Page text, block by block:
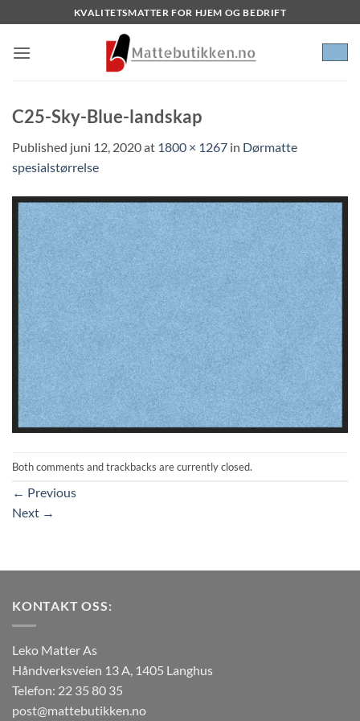
to
content
KVALITETSMATTER FOR HJEM OG BEDRIFT
C25-Sky-Blue-landskap
Published juni 12, 2020at 1800 × 1267 in Dørmatte
spesialstørrelse
Both comments and trackbacks are currently closed.
← Previous
Next →
KONTAKT OSS:
Leko Matter As
Håndverksveien 13 A, 1405 Langhus
Telefon: 22 35 80 35
post@mattebutikken.no